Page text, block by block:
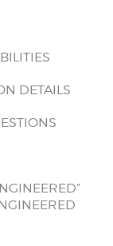
DETAILS